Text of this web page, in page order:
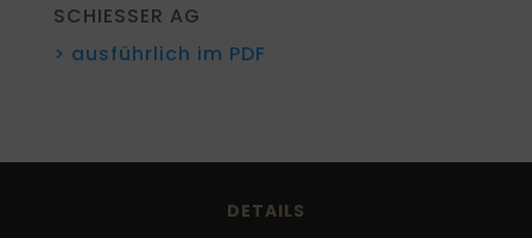
SCHIESSER AG
> ausführlich im PDF
DETAILS